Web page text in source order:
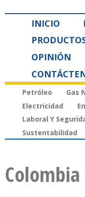
INICIO
OPINIÓN
Petróleo Gas
Electricidad
Laboral Y
Sustentabilidad
Colombia